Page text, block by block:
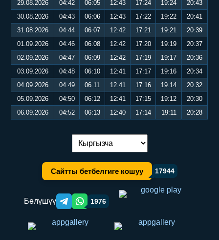
29.08.2026
04:42 06:05 12:43 17:24 19:24
20:43
30.08.2026
04:43 06:06 12:43 17:22 19:22
20:41
31.08.2026
04:44 06:07 12:42 17:21 19:21
20:39
01.09.2026
04:46 06:08 12:42 17:20 19:19
20:37
02.09.2026
04:47 06:09 12:42 17:19 19:17
20:36
03.09.2026
04:48 06:10 12:41 17:17 19:16
20:34
04.09.2026
04:49 06:11 12:41 17:16 19:14
20:32
05.09.2026
04:50 06:12 12:41 17:15 19:12
20:30
06.09.2026
04:52 06:13 12:40 17:14 19:11 20:28
Тилди алмаштыруу:
Сайтты бетбелгиге кошуу 17944
Бөлүшүү Telegram orqali ulashish
WhatsApp orqali ulashish
1976